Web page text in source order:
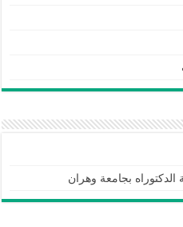
بجامعة وهران